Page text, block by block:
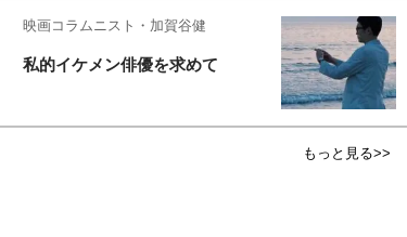
映画コラムニスト・加賀谷健
私的イケメン俳優を求めて
もっと見る>>